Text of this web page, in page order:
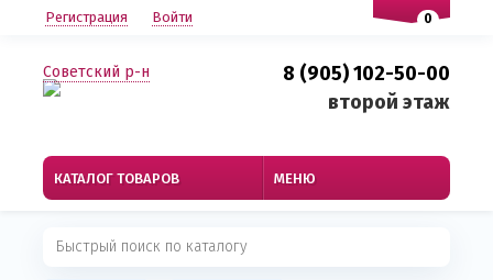
8 (905) 102-50-00
второй этаж
Советский р-н
Регистрация Войти
КАТАЛОГ ТОВАРОВ МЕНЮ
0